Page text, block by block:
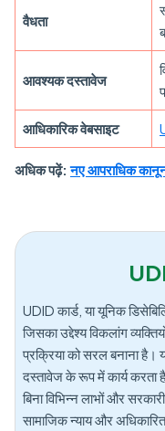
वैधता
आवश्यक दस्तावेज
आधिकारिक वेबसाइट
अधिक पढ़ें:नए आपराधिक
UDID कार्ड, या यूनिक
जिसका उद्देश्य विकलांग
प्रक्रिया को सरल बनाना
दस्तावेज के रूप में कार्य
बिना विभिन्न लाभों और
सामाजिक न्याय और